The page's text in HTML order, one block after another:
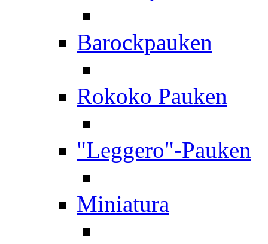
Barockpauken
Rokoko Pauken
"Leggero"-Pauken
Miniatura